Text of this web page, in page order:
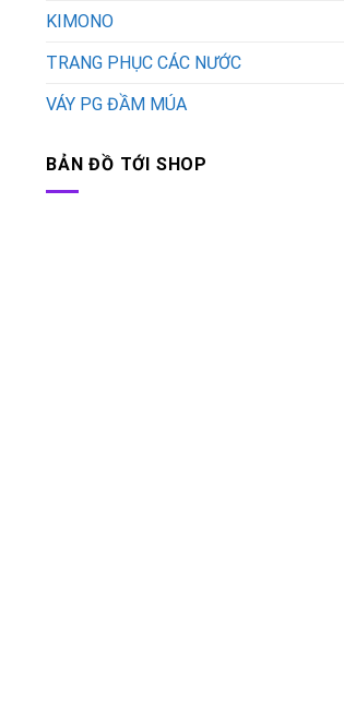
KIMONO
TRANG PHỤC CÁC NƯỚC
VÁY PG ĐẦM MÚA
BẢN ĐỒ TỚI SHOP